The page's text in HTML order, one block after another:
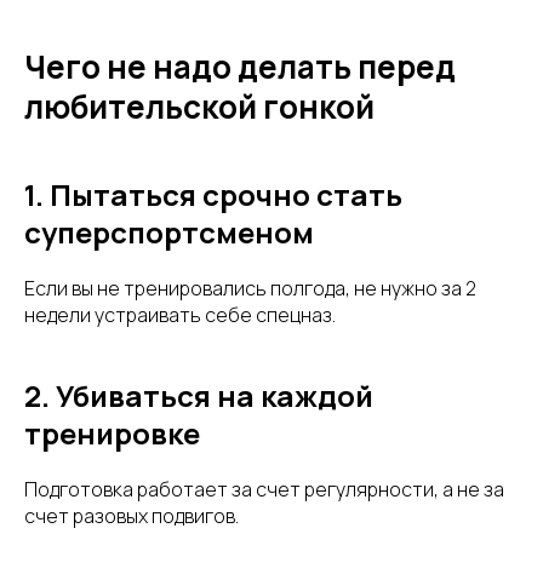
Чего не надо делать перед
любительской гонкой
1. Пытаться срочно стать
суперспортсменом
Если вы не тренировались полгода, не нужно за 2
недели устраивать себе спецназ.
2. Убиваться на каждой
тренировке
Подготовка работает за счет регулярности, а не за
счет разовых подвигов.